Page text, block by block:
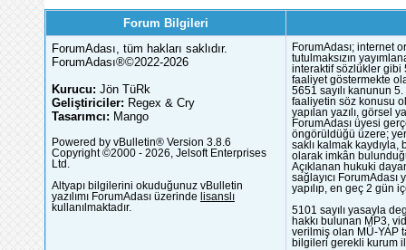
Forum Bilgileri
ForumAdası, tüm hakları saklıdır.
ForumAdası®©2022-2026
Kurucu: Jön TüRk
Geliştiriciler: Regex & Cry
Tasarımcı: Mango
Powered by vBulletin® Version 3.8.6
Copyright ©2000 - 2026, Jelsoft Enterprises
Ltd.
Altyapı bilgilerini okuduğunuz vBulletin
yazılımı ForumAdası üzerinde lisanslı
kullanılmaktadır.
ForumAdası; internet
tutulmaksızın
interaktif sözlükler gibi
faaliyet göstermekte
5651 sayılı kanunun
faaliyetin söz konusu
yapılan yazılı, görsel
ForumAdası üyesi
öngörüldüğü üzere;
saklı kalmak
olarak imkân
Açıklanan hukuki
sağlayıcı
yapılıp, en geç 2 gün
5101 sayılı yasayla
hakkı bulunan MP3,
verilmiş olan MÜ-YAP
bilgileri gerekli kurum